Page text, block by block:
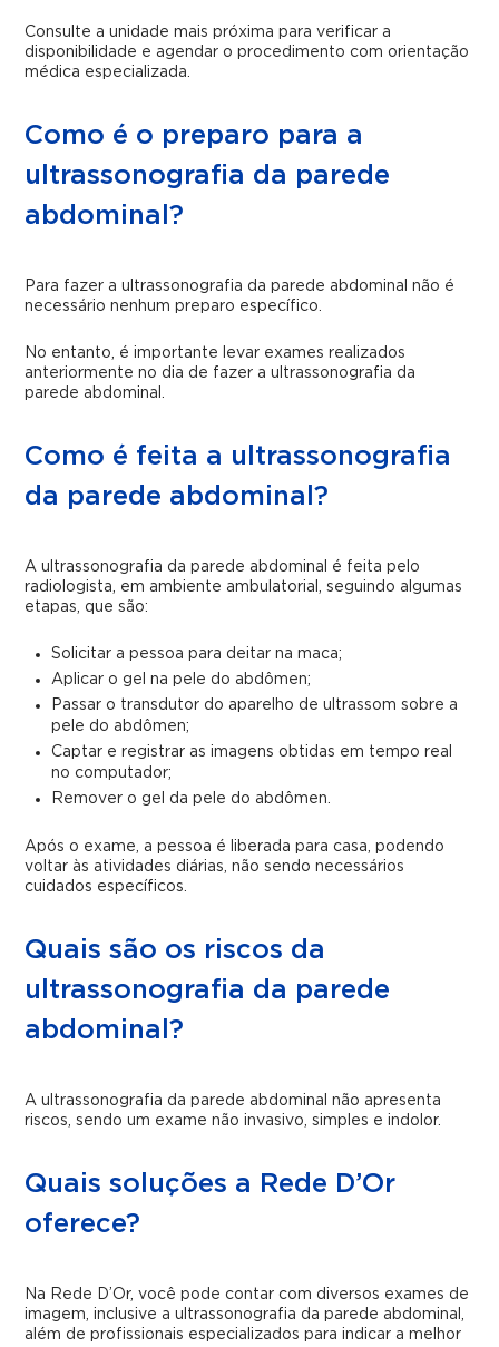
Consulte a unidade mais próxima para verificar a
disponibilidade e agendar o procedimento com orientação
médica especializada.
Como é o preparo para a
ultrassonografia da parede
abdominal?
Para fazer a ultrassonografia da parede abdominal não é
necessário nenhum preparo específico.
No entanto, é importante levar exames realizados
anteriormente no dia de fazer a ultrassonografia da
parede abdominal.
Como é feita a ultrassonografia
da parede abdominal?
A ultrassonografia da parede abdominal é feita pelo
radiologista, em ambiente ambulatorial, seguindo algumas
etapas, que são:
Solicitar a pessoa para deitar na maca;
Aplicar o gel na pele do abdômen;
Passar o transdutor do aparelho de ultrassom sobre a
pele do abdômen;
Captar e registrar as imagens obtidas em tempo real
no computador;
Remover o gel da pele do abdômen.
Após o exame, a pessoa é liberada para casa, podendo
voltar às atividades diárias, não sendo necessários
cuidados específicos.
Quais são os riscos da
ultrassonografia da parede
abdominal?
A ultrassonografia da parede abdominal não apresenta
riscos, sendo um exame não invasivo, simples e indolor.
Quais soluções a Rede D’Or
oferece?
Na Rede D’Or, você pode contar com diversos exames de
imagem, inclusive a ultrassonografia da parede abdominal,
além de profissionais especializados para indicar a melhor